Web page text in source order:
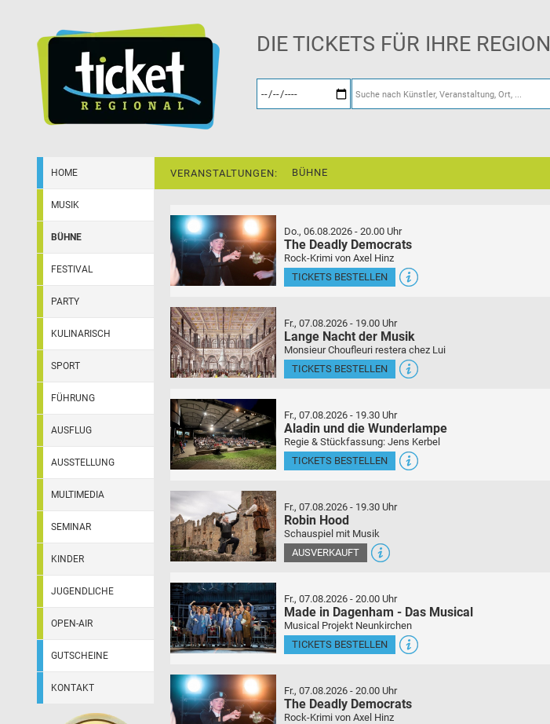
DIE TICKETS FÜR IHRE REGION
HOME
MUSIK
BÜHNE
FESTIVAL
PARTY
KULINARISCH
SPORT
FÜHRUNG
AUSFLUG
AUSSTELLUNG
MULTIMEDIA
SEMINAR
KINDER
JUGENDLICHE
OPEN-AIR
GUTSCHEINE
KONTAKT
VERANSTALTUNGEN: BÜHNE
Do., 06.08.2026 - 20.00 Uhr
The Deadly Democrats
Rock-Krimi von Axel Hinz
TICKETS BESTELLEN
Fr., 07.08.2026 - 19.00 Uhr
Lange Nacht der Musik
Monsieur Choufleuri restera chez Lui
TICKETS BESTELLEN
Fr., 07.08.2026 - 19.30 Uhr
Aladin und die Wunderlampe
Regie & Stückfassung: Jens Kerbel
TICKETS BESTELLEN
Fr., 07.08.2026 - 19.30 Uhr
Robin Hood
Schauspiel mit Musik
AUSVERKAUFT
Fr., 07.08.2026 - 20.00 Uhr
Made in Dagenham - Das Musical
Musical Projekt Neunkirchen
TICKETS BESTELLEN
Fr., 07.08.2026 - 20.00 Uhr
The Deadly Democrats
Rock-Krimi von Axel Hinz